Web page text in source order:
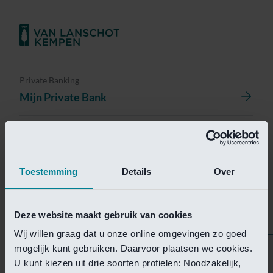
Toestemming Details Over
Deze website maakt gebruik van cookies
Wij willen graag dat u onze online omgevingen zo goed
mogelijk kunt gebruiken. Daarvoor plaatsen we cookies.
U kunt kiezen uit drie soorten profielen: Noodzakelijk,
Private Banking
Mijn Private Bank
Helaas is deze pagina